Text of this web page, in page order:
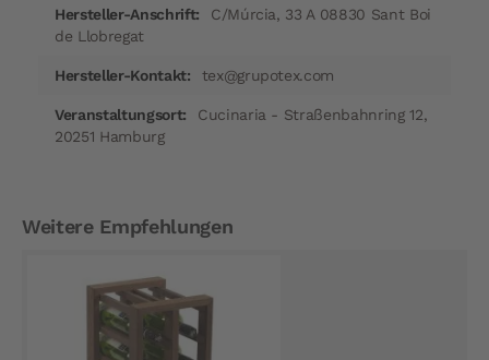
C/Múrcia, 33 A 08830 Sant Boi
de Llobregat
tex@grupotex.com
Cucinaria - Straßenbahnring 12,
20251 Hamburg
Weitere Empfehlungen